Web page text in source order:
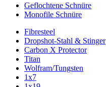
Geflochtene Schnüre
Monofile Schnüre
Fibresteel
Dropshot-Stahl & Stinger
Carbon X Protector
Titan
Wolfram/Tungsten
1x7